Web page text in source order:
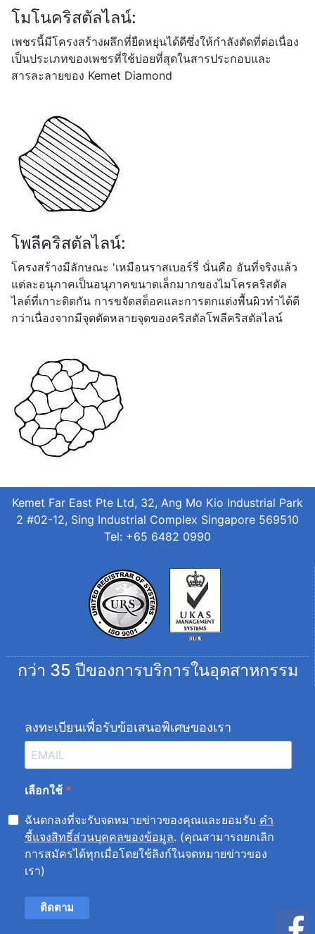
โมโนคริสตัลไลน์:
เพชรนี้มีโครงสร้างผลึกที่ยืดหยุ่นได้ดีซึ่งให้กำลังตัดที่ต่อเนื่อง
เป็นประเภทของเพชรที่ใช้บ่อยที่สุดในสารประกอบและ
สารละลายของ Kemet Diamond
โพลีคริสตัลไลน์:
โครงสร้างมีลักษณะ 'เหมือนราสเบอร์รี่ นั่นคือ อันที่จริงแล้ว
แต่ละอนุภาคเป็นอนุภาคขนาดเล็กมากของไมโครคริสตัล
ไลต์ที่เกาะติดกัน การขจัดสต็อคและการตกแต่งพื้นผิวทำได้ดี
กว่าเนื่องจากมีจุดตัดหลายจุดของคริสตัลโพลีคริสตัลไลน์
Kemet Far East Pte Ltd, 32, Ang Mo Kio Industrial Park
2 #02-12, Sing Industrial Complex Singapore 569510
Tel: +65 6482 0990
กว่า 35 ปีของการบริการในอุตสาหกรรม
ลงทะเบียนเพื่อรับข้อเสนอพิเศษของเรา
เลือกใช้
ฉันตกลงที่จะรับจดหมายข่าวของคุณและยอมรับ คำ
ชี้แจงสิทธิ์ส่วนบุคคลของข้อมูล. (คุณสามารถยกเลิก
การสมัครได้ทุกเมื่อโดยใช้ลิงก์ในจดหมายข่าวของ
เรา)
ติดตาม